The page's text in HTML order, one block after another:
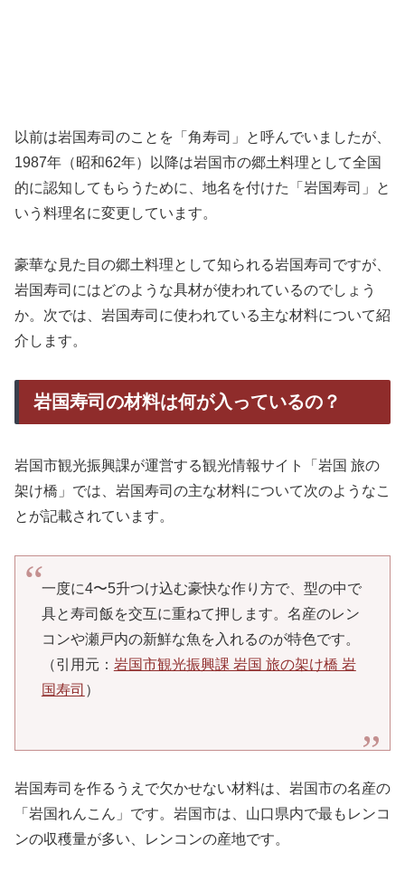
以前は岩国寿司のことを「角寿司」と呼んでいましたが、
1987年（昭和62年）以降は岩国市の郷土料理として全国
的に認知してもらうために、地名を付けた「岩国寿司」と
いう料理名に変更しています。
豪華な見た目の郷土料理として知られる岩国寿司ですが、
岩国寿司にはどのような具材が使われているのでしょう
か。次では、岩国寿司に使われている主な材料について紹
介します。
岩国寿司の材料は何が入っているの？
岩国市観光振興課が運営する観光情報サイト「岩国 旅の
架け橋」では、岩国寿司の主な材料について次のようなこ
とが記載されています。
一度に4〜5升つけ込む豪快な作り方で、型の中で
具と寿司飯を交互に重ねて押します。名産のレン
コンや瀬戸内の新鮮な魚を入れるのが特色です。
（引用元： 岩国市観光振興課 岩国 旅の架け橋 岩
国寿司 ）
岩国寿司を作るうえで欠かせない材料は、岩国市の名産の
「岩国れんこん」です。岩国市は、山口県内で最もレンコ
ンの収穫量が多い、レンコンの産地です。